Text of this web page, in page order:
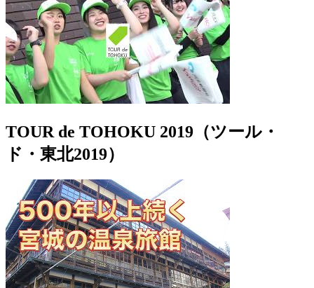
TOUR de TOHOKU 2019（ツール・
ド・東北2019）